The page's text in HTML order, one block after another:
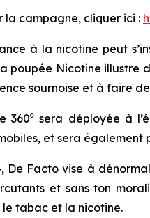
la campagne, cliquer ici :
à la nicotine peut
poupée Nicotine illustre
sournoise et à faire
360⁰ sera déployée à
et sera également
De Facto vise à
et sans ton
le tabac et la nicotine.